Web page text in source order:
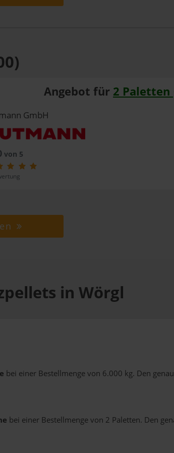
Angebot für 2 Paletten
GmbH
von 5
in Wörgl
bei einer Bestellmenge von 6.000 kg. Den
bei einer Bestellmenge von 2 Paletten. Den